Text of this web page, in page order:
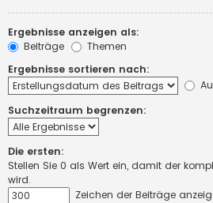
Ergebnisse anzeigen als:
Beiträge
Themen
Ergebnisse sortieren nach:
Suchzeitraum begrenzen:
Die ersten:
Stellen Sie 0 als Wert ein, damit der
wird.
Zeichen der Beiträge